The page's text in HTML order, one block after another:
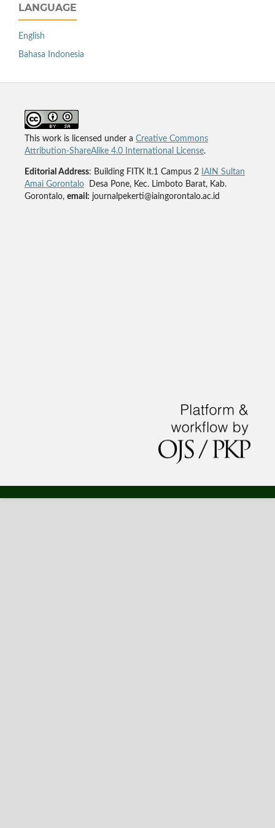
LANGUAGE
English
Bahasa Indonesia
This work is licensed under a Creative Commons
Attribution-ShareAlike 4.0 International License.
Editorial Address: Building FITK lt.1 Campus 2
IAIN Sultan
Amai GorontaloDesa Pone, Kec. Limboto Barat, Kab.
Gorontalo, email: journalpekerti@iaingorontalo.ac.id